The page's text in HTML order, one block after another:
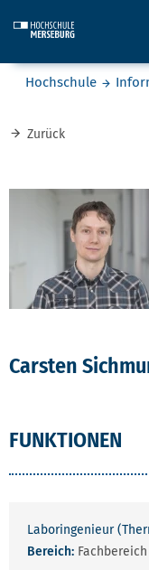
Sie befinden sich hier:
Hochschule
Zurück
Carsten
FUNKTIONEN
Laboringenieur
Bereich: